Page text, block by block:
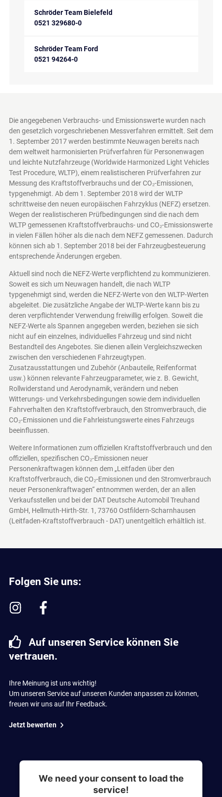
Schröder Team Bielefeld
0521 329680-0
Schröder Team Ford
0521 94264-0
Die angegebenen Verbrauchs- und Emissionswerte wurden nach
den gesetzlich vorgeschriebenen Messverfahren ermittelt. Seit dem
1. September 2017 werden bestimmte Neuwagen bereits nach
dem weltweit harmonisierten Prüfverfahren für Personenwagen
und leichte Nutzfahrzeuge (Worldwide Harmonized Light Vehicles
Test Procedure, WLTP), einem realistischeren Prüfverfahren zur
Messung des Kraftstoffverbrauchs und der CO₂-Emissionen,
typgenehmigt. Ab dem 1. September 2018 wird der WLTP
schrittweise den neuen europäischen Fahrzyklus (NEFZ) ersetzen.
Wegen der realistischeren Prüfbedingungen sind die nach dem
WLTP gemessenen Kraftstoffverbrauchs- und CO₂-Emissionswerte
in vielen Fällen höher als die nach dem NEFZ gemessenen. Dadurch
können sich ab 1. September 2018 bei der Fahrzeugbesteuerung
entsprechende Änderungen ergeben.
Aktuell sind noch die NEFZ-Werte verpflichtend zu kommunizieren.
Soweit es sich um Neuwagen handelt, die nach WLTP
typgenehmigt sind, werden die NEFZ-Werte von den WLTP-Werten
abgeleitet. Die zusätzliche Angabe der WLTP-Werte kann bis zu
deren verpflichtender Verwendung freiwillig erfolgen. Soweit die
NEFZ-Werte als Spannen angegeben werden, beziehen sie sich
nicht auf ein einzelnes, individuelles Fahrzeug und sind nicht
Bestandteil des Angebotes. Sie dienen allein Vergleichszwecken
zwischen den verschiedenen Fahrzeugtypen.
Zusatzausstattungen und Zubehör (Anbauteile, Reifenformat
usw.) können relevante Fahrzeugparameter, wie z. B. Gewicht,
Rollwiderstand und Aerodynamik, verändern und neben
Witterungs- und Verkehrsbedingungen sowie dem individuellen
Fahrverhalten den Kraftstoffverbrauch, den Stromverbrauch, die
CO₂-Emissionen und die Fahrleistungswerte eines Fahrzeugs
beeinflussen.
Weitere Informationen zum offiziellen Kraftstoffverbrauch und den
offiziellen, spezifischen CO₂-Emissionen neuer
Personenkraftwagen können dem „Leitfaden über den
Kraftstoffverbrauch, die CO₂-Emissionen und den Stromverbrauch
neuer Personenkraftwagen“ entnommen werden, der an allen
Verkaufsstellen und bei der DAT Deutsche Automobil Treuhand
GmbH, Hellmuth-Hirth-Str. 1, 73760 Ostfildern-Scharnhausen
(Leitfaden-Kraftstoffverbrauch - DAT) unentgeltlich erhältlich ist.
Folgen Sie uns:
Auf unseren Service können Sie
vertrauen.
Ihre Meinung ist uns wichtig!
Um unseren Service auf unseren Kunden anpassen zu können,
freuen wir uns auf Ihr Feedback.
Jetzt bewerten
We need your consent to load the
service!